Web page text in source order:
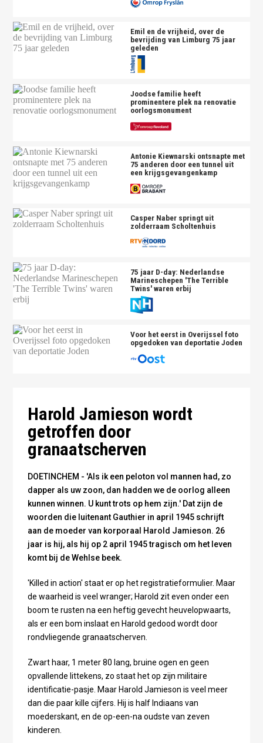
Emil en de vrijheid, over de
bevrijding van Limburg 75 jaar
geleden
Joodse familie heeft
prominentere plek na renovatie
oorlogsmonument
Antonie Kiewnarski ontsnapte met
75 anderen door een tunnel uit
een krijgsgevangenkamp
Casper Naber springt uit
zolderraam Scholtenhuis
75 jaar D-day: Nederlandse
Marineschepen 'The Terrible
Twins' waren erbij
Voor het eerst in Overijssel foto
opgedoken van deportatie Joden
Harold Jamieson wordt
getroffen door
granaatscherven
DOETINCHEM - 'Als ik een peloton vol mannen had, zo
dapper als uw zoon, dan hadden we de oorlog alleen
kunnen winnen. U kunt trots op hem zijn.' Dat zijn de
woorden die luitenant Gauthier in april 1945 schrijft
aan de moeder van korporaal Harold Jamieson. 26
jaar is hij, als hij op 2 april 1945 tragisch om het leven
komt bij de Wehlse beek.
'Killed in action' staat er op het registratieformulier. Maar
de waarheid is veel wranger; Harold zit even onder een
boom te rusten na een heftig gevecht heuvelopwaarts,
als er een bom inslaat en Harold gedood wordt door
rondvliegende granaatscherven.
Zwart haar, 1 meter 80 lang, bruine ogen en geen
opvallende littekens, zo staat het op zijn militaire
identificatie-pasje. Maar Harold Jamieson is veel meer
dan die paar kille cijfers. Hij is half Indiaans van
moederskant, en de op-een-na oudste van zeven
kinderen.